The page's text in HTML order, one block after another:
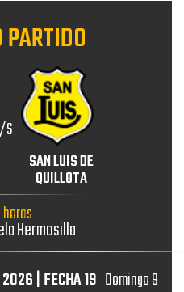
SAN LUIS DE
QUILLOTA
Hermosilla
2026 | FECHA 19 Domingo 9